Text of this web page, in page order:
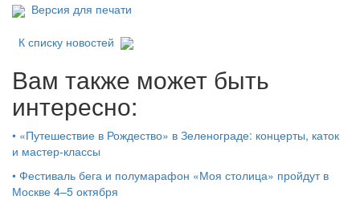
Версия для печати
К списку новостей
Вам также может быть
интересно:
• «Путешествие в Рождество» в Зеленограде: концерты, каток
и мастер‑классы
• Фестиваль бега и полумарафон «Моя столица» пройдут в
Москве 4–5 октября